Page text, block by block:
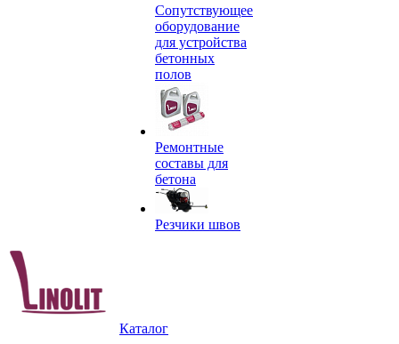
Сопутствующее
оборудование
для устройства
бетонных
полов
Ремонтные
составы для
бетона
Резчики швов
Каталог